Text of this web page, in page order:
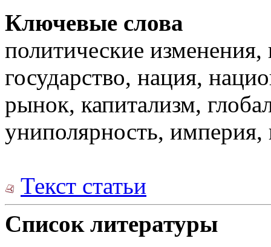
Ключевые слова
политические изменения,
государство, нация,
рынок, капитализм,
униполярность, империя,
Текст статьи
Список литературы